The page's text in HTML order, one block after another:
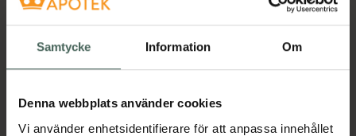
Samtycke Information Om
Denna webbplats använder cookies
Vi använder enhetsidentifierare för att anpassa innehållet
Köp via ditt recept
Aktuella erbjudanden